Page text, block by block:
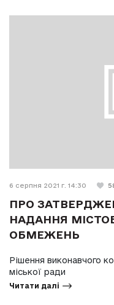
6 серпня 2021 г. 14:30
ПРО
НАДАННЯ
ОБМЕЖЕНЬ
Рішення виконавчого
міської ради
Читати далі